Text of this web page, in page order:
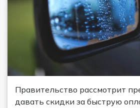
Правительство рассмотрит
давать скидки за быструю